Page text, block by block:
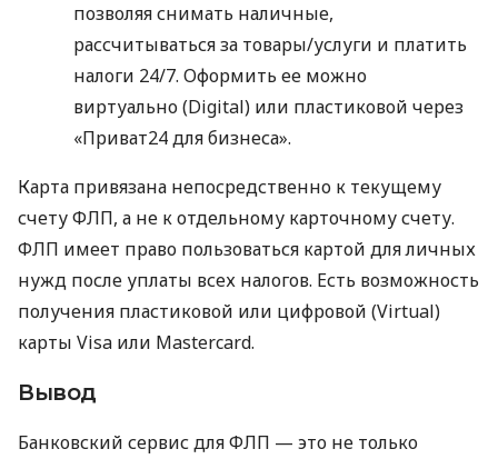
позволяя снимать наличные,
рассчитываться за товары/услуги и платить
налоги 24/7. Оформить ее можно
виртуально (Digital) или пластиковой через
«Приват24 для бизнеса».
Карта привязана непосредственно к текущему
счету ФЛП, а не к отдельному карточному счету.
ФЛП имеет право пользоваться картой для личных
нужд после уплаты всех налогов. Есть возможность
получения пластиковой или цифровой (Virtual)
карты Visa или Mastercard.
Вывод
Банковский сервис для ФЛП — это не только